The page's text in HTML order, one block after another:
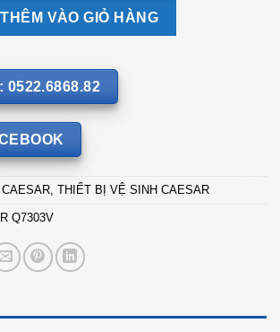
số lượng
THÊM VÀO GIỎ HÀNG
0522.6868.82
THIẾT BỊ VỆ SINH CAESAR
Q7303V